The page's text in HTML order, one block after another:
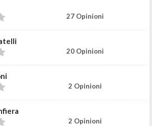
27 Opinioni
20 Opinioni
2 Opinioni
2 Opinioni